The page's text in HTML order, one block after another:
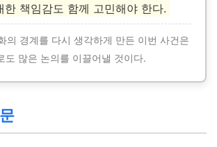
한 책임감도 함께 고민해야 한다.
의 경계를 다시 생각하게 만든 이번 사건은
도 많은 논의를 이끌어낼 것이다.